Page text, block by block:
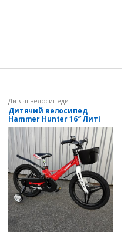
Дитячі велосипеди
Дитячий велосипед
Hammer Hunter 16″ Литі
диски Червоний